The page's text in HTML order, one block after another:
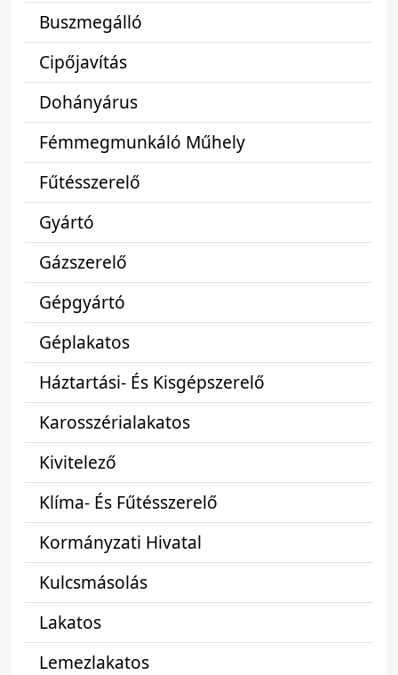
Buszmegálló
Cipőjavítás
Dohányárus
Fémmegmunkáló Műhely
Fűtésszerelő
Gyártó
Gázszerelő
Gépgyártó
Géplakatos
Háztartási- És Kisgépszerelő
Karosszérialakatos
Kivitelező
Klíma- És Fűtésszerelő
Kormányzati Hivatal
Kulcsmásolás
Lakatos
Lemezlakatos